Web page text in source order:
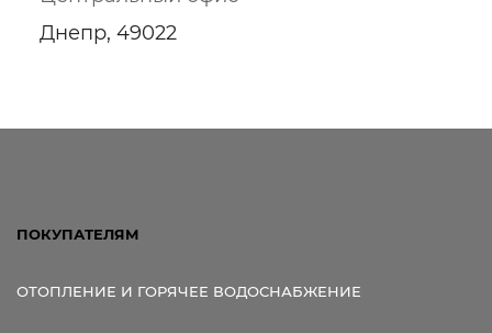
Днепр, 49022
ПОКУПАТЕЛЯМ
ОТОПЛЕНИЕ И ГОРЯЧЕЕ ВОДОСНАБЖЕНИЕ